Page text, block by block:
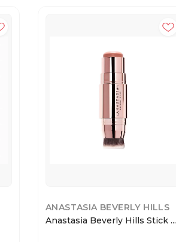
ANASTASIA BEVERLY HILLS
Anastasia Beverly Hills Stick ...